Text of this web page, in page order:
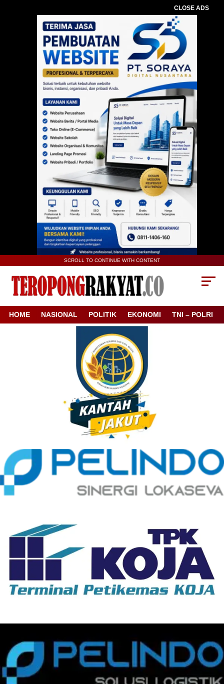
CLOSE ADS
SCROLL TO CONTINUE WITH CONTENT
HOME NASIONAL POLITIK EKONOMI TNI – POLRI